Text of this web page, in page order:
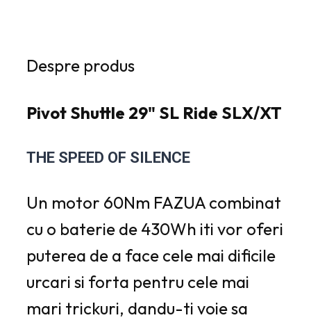
Despre produs
Pivot Shuttle 29" SL Ride SLX/XT
THE SPEED OF SILENCE
Un motor 60Nm FAZUA combinat
cu o baterie de 430Wh iti vor oferi
puterea de a face cele mai dificile
urcari si forta pentru cele mai
mari trickuri, dandu-ti voie sa